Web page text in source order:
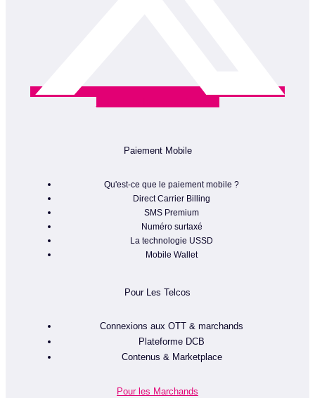
Paiement Mobile
Qu'est-ce que le paiement mobile ?
Direct Carrier Billing
SMS Premium
Numéro surtaxé
La technologie USSD
Mobile Wallet
Pour Les Telcos
Connexions aux OTT & marchands
Plateforme DCB
Contenus & Marketplace
Pour les Marchands